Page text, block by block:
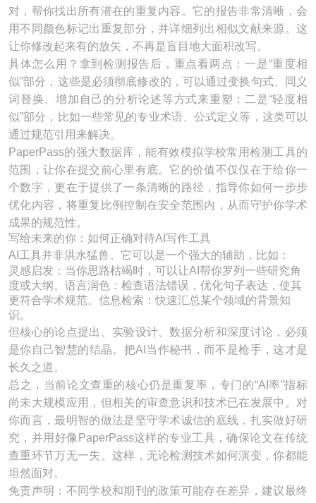
对，帮你找出所有潜在的重复内容。它的报告非常清晰，会
用不同颜色标记出重复部分，并详细列出相似文献来源。这
让你修改起来有的放矢，不再是盲目地大面积改写。
具体怎么用？拿到检测报告后，重点看两点：一是“重度相
似”部分，这些是必须彻底修改的，可以通过变换句式、同义
词替换、增加自己的分析论述等方式来重塑；二是“轻度相
似”部分，比如一些常见的专业术语、公式定义等，这类可以
通过规范引用来解决。
PaperPass的强大数据库，能有效模拟学校常用检测工具的
范围，让你在提交前心里有底。它的价值不仅仅在于给你一
个数字，更在于提供了一条清晰的路径，指导你如何一步步
优化内容，将重复比例控制在安全范围内，从而守护你学术
成果的规范性。
写给未来的你：如何正确对待AI写作工具
AI工具并非洪水猛兽。它可以是一个强大的辅助，比如：
灵感启发：当你思路枯竭时，可以让AI帮你罗列一些研究角
度或大纲。语言润色：检查语法错误，优化句子表达，使其
更符合学术规范。信息检索：快速汇总某个领域的背景知
识。
但核心的论点提出、实验设计、数据分析和深度讨论，必须
是你自己智慧的结晶。把AI当作秘书，而不是枪手，这才是
长久之道。
总之，当前论文查重的核心仍是重复率，专门的“AI率”指标
尚未大规模应用，但相关的审查意识和技术已在发展中。对
你而言，最明智的做法是坚守学术诚信的底线，扎实做好研
究，并用好像PaperPass这样的专业工具，确保论文在传统
查重环节万无一失。这样，无论检测技术如何演变，你都能
坦然面对。
免责声明：不同学校和期刊的政策可能存在差异，建议最终